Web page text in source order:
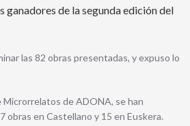
de la segunda edición del
las 82 obras presentadas, y expuso lo
de ADONA, se han
en Castellano y 15 en Euskera.